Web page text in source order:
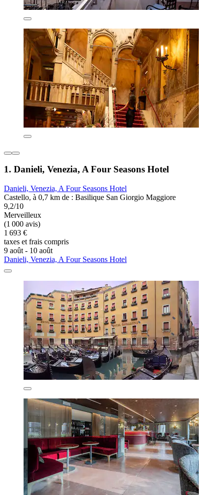
1. Danieli, Venezia, A Four Seasons Hotel
Danieli, Venezia, A Four Seasons Hotel
Castello, à 0,7 km de : Basilique San Giorgio Maggiore
9,2/10
Merveilleux
(1 000 avis)
1 693 €
taxes et frais compris
9 août - 10 août
Danieli, Venezia, A Four Seasons Hotel